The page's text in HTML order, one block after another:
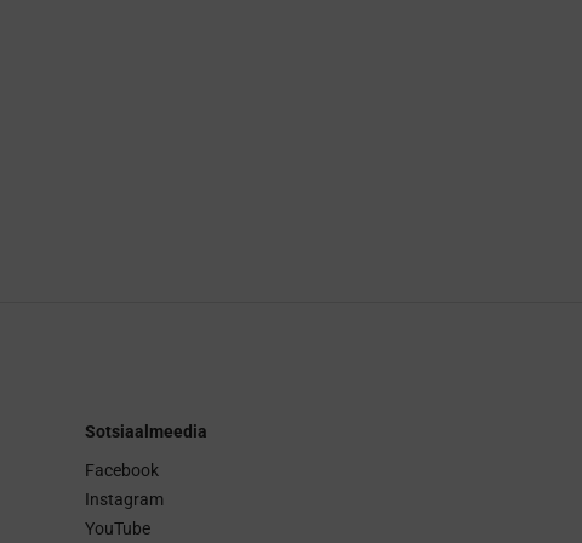
Sotsiaalmeedia
Facebook
Instagram
YouTube